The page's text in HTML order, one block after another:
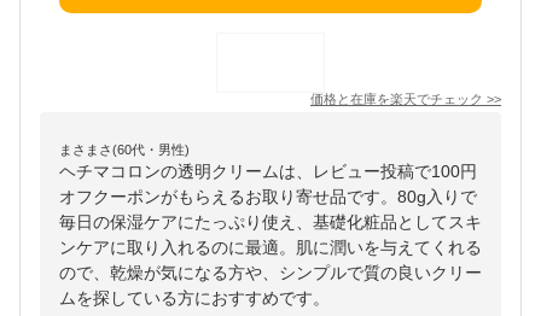
価格と在庫を楽天でチェック >>
まさまさ(60代・男性)
ヘチマコロンの透明クリームは、レビュー投稿で100円
オフクーポンがもらえるお取り寄せ品です。80g入りで
毎日の保湿ケアにたっぷり使え、基礎化粧品としてスキ
ンケアに取り入れるのに最適。肌に潤いを与えてくれる
ので、乾燥が気になる方や、シンプルで質の良いクリー
ムを探している方におすすめです。